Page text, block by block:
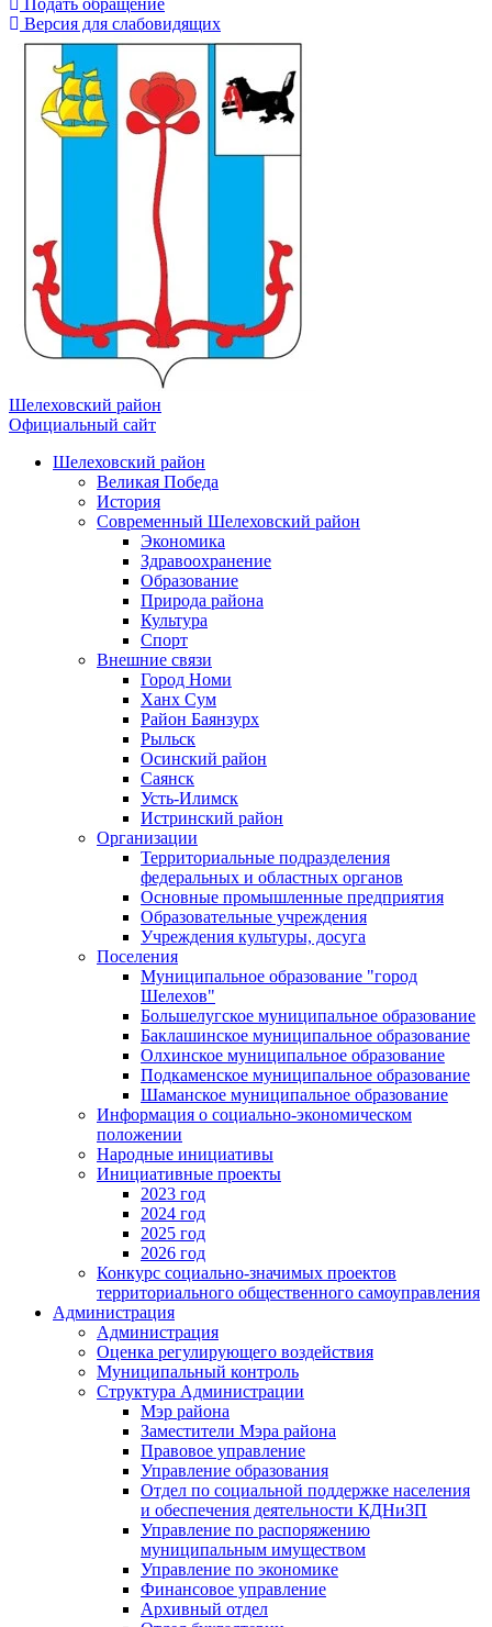
Версия для слабовидящих
Шелеховский район
Официальный сайт
Шелеховский район
Великая Победа
История
Современный Шелеховский район
Экономика
Здравоохранение
Образование
Природа района
Культура
Спорт
Внешние связи
Город Номи
Ханх Сум
Район Баянзурх
Рыльск
Осинский район
Саянск
Усть-Илимск
Истринский район
Организации
Территориальные подразделения
федеральных и областных органов
Основные промышленные предприятия
Образовательные учреждения
Учреждения культуры, досуга
Поселения
Муниципальное образование "город
Шелехов"
Большелугское муниципальное образование
Баклашинское муниципальное образование
Олхинское муниципальное образование
Подкаменское муниципальное образование
Шаманское муниципальное образование
Информация о социально-экономическом
положении
Народные инициативы
Инициативные проекты
2023 год
2024 год
2025 год
2026 год
Конкурс социально-значимых проектов
территориального общественного самоуправления
Администрация
Администрация
Оценка регулирующего воздействия
Муниципальный контроль
Структура Администрации
Мэр района
Заместители Мэра района
Правовое управление
Управление образования
Отдел по социальной поддержке населения
и обеспечения деятельности КДНиЗП
Управление по распоряжению
муниципальным имуществом
Управление по экономике
Финансовое управление
Архивный отдел